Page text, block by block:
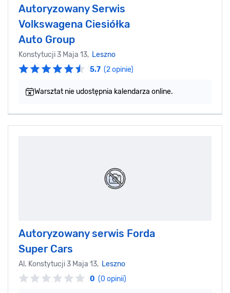
Autoryzowany Serwis
Volkswagena Ciesiółka
Auto Group
Konstytucji 3 Maja 13, Leszno
5.7 (2 opinie)
Warsztat nie udostępnia kalendarza online.
Autoryzowany serwis Forda
Super Cars
Al. Konstytucji 3 Maja 13, Leszno
0 (0 opinii)